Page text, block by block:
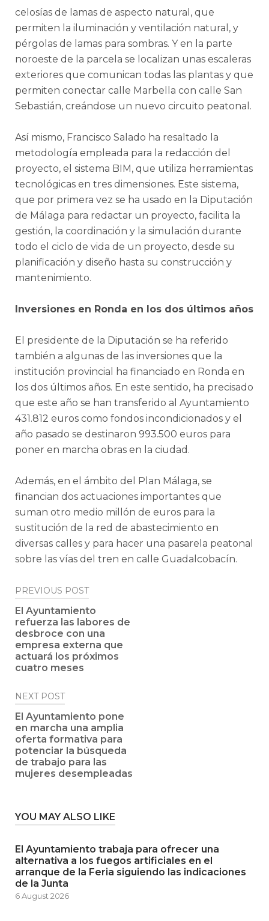
celosías de lamas de aspecto natural, que
permiten la iluminación y ventilación natural, y
pérgolas de lamas para sombras. Y en la parte
noroeste de la parcela se localizan unas escaleras
exteriores que comunican todas las plantas y que
permiten conectar calle Marbella con calle San
Sebastián, creándose un nuevo circuito peatonal.
Así mismo, Francisco Salado ha resaltado la
metodología empleada para la redacción del
proyecto, el sistema BIM, que utiliza herramientas
tecnológicas en tres dimensiones. Este sistema,
que por primera vez se ha usado en la Diputación
de Málaga para redactar un proyecto, facilita la
gestión, la coordinación y la simulación durante
todo el ciclo de vida de un proyecto, desde su
planificación y diseño hasta su construcción y
mantenimiento.
Inversiones en Ronda en los dos últimos años
El presidente de la Diputación se ha referido
también a algunas de las inversiones que la
institución provincial ha financiado en Ronda en
los dos últimos años. En este sentido, ha precisado
que este año se han transferido al Ayuntamiento
431.812 euros como fondos incondicionados y el
año pasado se destinaron 993.500 euros para
poner en marcha obras en la ciudad.
Además, en el ámbito del Plan Málaga, se
financian dos actuaciones importantes que
suman otro medio millón de euros para la
sustitución de la red de abastecimiento en
diversas calles y para hacer una pasarela peatonal
sobre las vías del tren en calle Guadalcobacín.
Post
navigation
PREVIOUS POST
El Ayuntamiento
refuerza las labores de
desbroce con una
empresa externa que
actuará los próximos
cuatro meses
NEXT POST
El Ayuntamiento pone
en marcha una amplia
oferta formativa para
potenciar la búsqueda
de trabajo para las
mujeres desempleadas
YOU MAY ALSO LIKE
El Ayuntamiento trabaja para ofrecer una
alternativa a los fuegos artificiales en el
arranque de la Feria siguiendo las indicaciones
de la Junta
6 August 2026